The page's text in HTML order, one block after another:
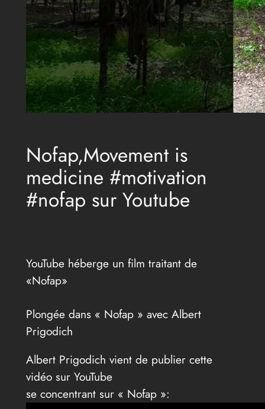
Nofap,Movement is
medicine #motivation
#nofap sur Youtube
YouTube héberge un film traitant de
«Nofap»
Plongée dans « Nofap » avec Albert
Prigodich
Albert Prigodich vient de publier cette
vidéo sur YouTube
se concentrant sur « Nofap »: